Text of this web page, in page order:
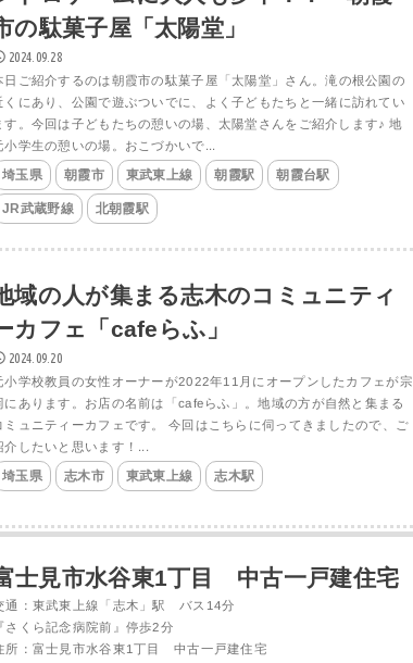
の駄菓子屋「太陽堂」
2024.09.28
日ご紹介するのは朝霞市の駄菓子屋「太陽堂」さん。滝の根公園の
くにあり、公園で遊ぶついでに、よく子どもたちと一緒に訪れてい
す。今回は子どもたちの憩いの場、太陽堂さんをご紹介します♪ 地
小学生の憩いの場。おこづかいで...
埼玉県 朝霞市 東武東上線 朝霞駅 朝霞台駅
JR武蔵野線 北朝霞駅
域の人が集まる志木のコミュニティ
カフェ「cafeらふ」
2024.09.20
小学校教員の女性オーナーが2022年11月にオープンしたカフェが宗
にあります。お店の名前は「cafeらふ」。地域の方が自然と集まる
ミュニティーカフェです。 今回はこちらに伺ってきましたので、ご
介したいと思います！...
埼玉県 志木市 東武東上線 志木駅
士見市水谷東1丁目 中古一戸建住宅
通：東武東上線「志木」駅 バス14分
さくら記念病院前』停歩2分
所：富士見市水谷東1丁目 中古一戸建住宅